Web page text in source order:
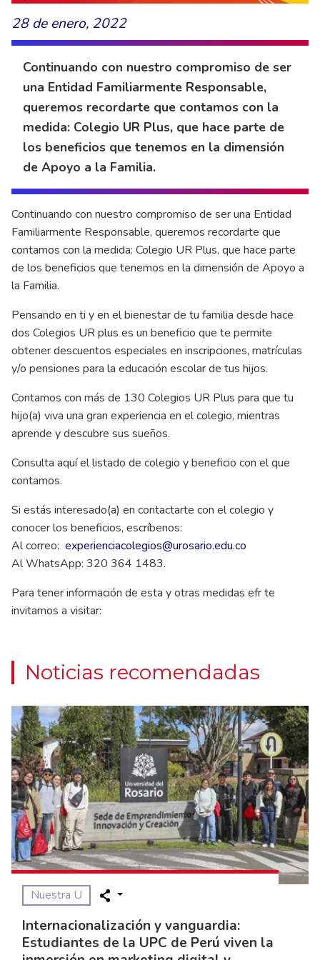
28 de enero, 2022
Continuando con nuestro compromiso de ser
una Entidad Familiarmente Responsable,
queremos recordarte que contamos con la
medida: Colegio UR Plus, que hace parte de
los beneficios que tenemos en la dimensión
de Apoyo a la Familia.
Continuando con nuestro compromiso de ser una Entidad
Familiarmente Responsable, queremos recordarte que
contamos con la medida: Colegio UR Plus, que hace parte
de los beneficios que tenemos en la dimensión de Apoyo a
la Familia.
Pensando en ti y en el bienestar de tu familia desde hace
dos Colegios UR plus es un beneficio que te permite
obtener descuentos especiales en inscripciones, matrículas
y/o pensiones para la educación escolar de tus hijos.
Contamos con más de 130 Colegios UR Plus para que tu
hijo(a) viva una gran experiencia en el colegio, mientras
aprende y descubre sus sueños.
Consulta aquíel listado de colegio y beneficio con el que
contamos.
Si estás interesado(a) en contactarte con el colegio y
conocer los beneficios, escríbenos:
Al correo: experienciacolegios@urosario.edu.co
Al WhatsApp: 320 364 1483.
Para tener información de esta y otras medidas efr te
invitamos a visitar:
Noticias recomendadas
Nuestra U
Internacionalización y vanguardia:
Estudiantes de la UPC de Perú viven la